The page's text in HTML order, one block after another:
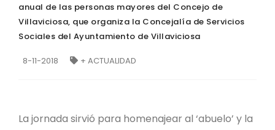
anual de las personas mayores del Concejo de
Villaviciosa, que organiza la Concejalía de Servicios
Sociales del Ayuntamiento de Villaviciosa
8-11-2018 + ACTUALIDAD
La jornada sirvió para homenajear al ‘abuelo’ y la